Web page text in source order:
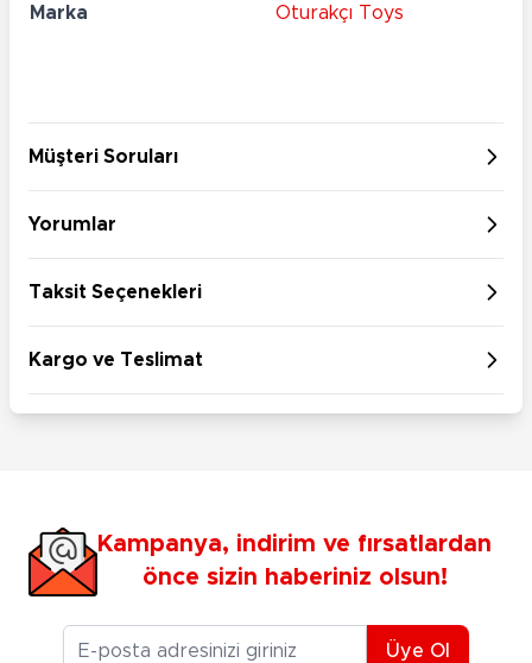
Marka Oturakçı Toys
Müşteri Soruları
Yorumlar
Taksit Seçenekleri
Kargo ve Teslimat
Kampanya, indirim ve fırsatlardan
önce sizin haberiniz olsun!
E-posta Adresiniz
Üye Ol